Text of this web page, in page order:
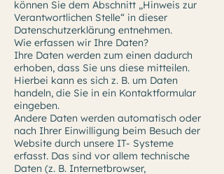
können Sie dem Abschnitt „Hinweis zur
Verantwortlichen Stelle“ in dieser
Datenschutzerklärung entnehmen.
Wie erfassen wir Ihre Daten?
Ihre Daten werden zum einen dadurch
erhoben, dass Sie uns diese mitteilen.
Hierbei kann es sich z. B. um Daten
handeln, die Sie in ein Kontaktformular
eingeben.
Andere Daten werden automatisch oder
nach Ihrer Einwilligung beim Besuch der
Website durch unsere IT- Systeme
erfasst. Das sind vor allem technische
Daten (z. B. Internetbrowser,